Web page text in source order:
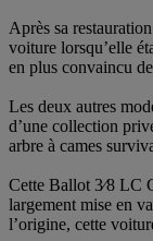
Après sa
voiture lorsqu’elle
en plus convaincu
Les deux autres
d’une collection
arbre à cames
Cette Ballot 3⁄8 LC
largement mise en
l’origine, cette